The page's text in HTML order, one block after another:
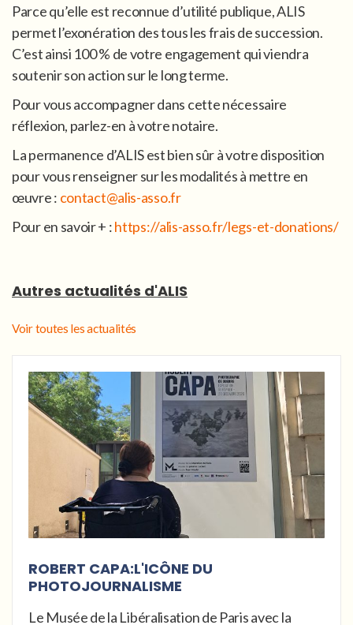
Parce qu’elle est reconnue d’utilité publique, ALIS
permet l’exonération des tous les frais de succession.
C’est ainsi 100 % de votre engagement qui viendra
soutenir son action sur le long terme.
Pour vous accompagner dans cette nécessaire
réflexion, parlez-en à votre notaire.
La permanence d’ALIS est bien sûr à votre disposition
pour vous renseigner sur les modalités à mettre en
œuvre : contact@alis-asso.fr
Pour en savoir + :https://alis-asso.fr/legs-et-donations/
Autres actualités d'ALIS
Voir toutes les actualités
ROBERT CAPA:L'ICÔNE DU
PHOTOJOURNALISME
Le Musée de la Libéralisation de Paris avec la